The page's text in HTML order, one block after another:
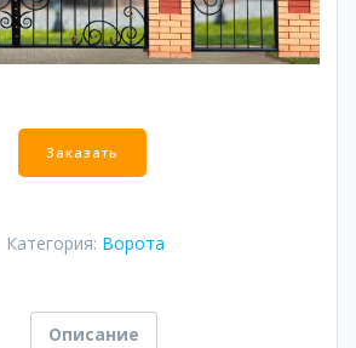
Количество
Заказать
Категория: Ворота
Описание